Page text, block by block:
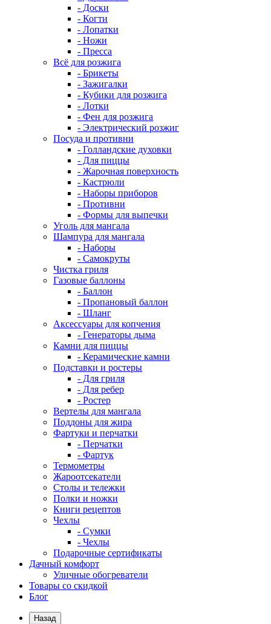
- Доски
- Когти
- Лопатки
- Ножи
- Пресса
Всё для розжига
- Брикеты
- Зажигалки
- Кубики для розжига
- Лотки
- Фен для розжига
- Электрический розжиг
Посуда и противни
- Голландские духовки
- Для пиццы
- Жарочная поверхность
- Кастрюли
- Наборы приборов
- Противни
- Формы для выпечки
Уголь для мангала
Шампура для мангала
- Наборы
- Самокруты
Чистка гриля
Газовые баллоны
- Баллон
- Пропановый баллон
- Шланг
Аксессуары для копчения
- Генераторы дыма
Камни для пиццы
- Керамические камни
Подставки и ростеры
- Для гриля
- Для ребер
- Ростер
Вертелы для мангала
Поддоны для жира
Фартуки и перчатки
- Перчатки
- Фартук
Термометры
Жароотсекатели
Столы и тележки
Полки и ножки
Книги рецептов
Чехлы
- Сумки
- Чехлы
Подарочные сертификаты
Дачный комфорт
Уличные обогреватели
Товары со скидкой
Блог
Назад